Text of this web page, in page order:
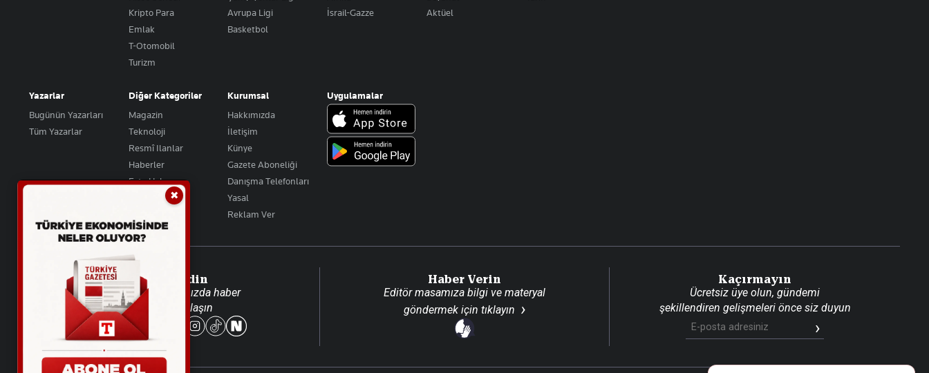
Kripto Para
Emlak
T-Otomobil
Turizm
Avrupa Ligi
Basketbol
İsrail-Gazze
Aktüel
Yazarlar
Bugünün Yazarları
Tüm Yazarlar
Diğer Kategoriler
Magazin
Teknoloji
Resmî Ilanlar
Haberler
Foto Haber
Video Galeri
Kurumsal
Hakkımızda
İletişim
Künye
Gazete Aboneliği
Danışma Telefonları
Yasal
Reklam Ver
Uygulamalar
Takip Edin
Favori mecralarınızda haber
akışımıza ulaşın
Haber Verin
Editör masamıza bilgi ve materyal
göndermek için tıklayın
Kaçırmayın
Ücretsiz üye olun, gündemi
şekillendiren gelişmeleri önce siz duyun
✖